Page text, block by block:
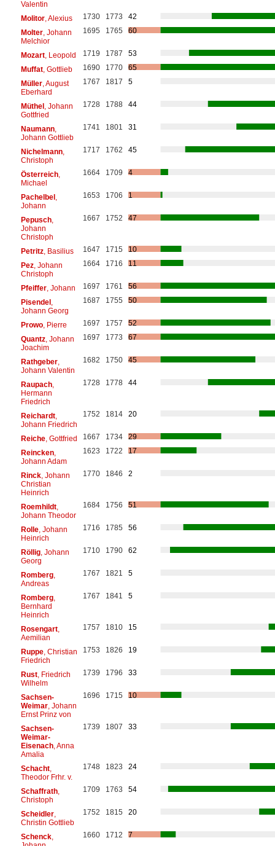
Valentin
Molitor, Alexius 1730 1773
42
Molter, Johann
Melchior
1695 1765 60
Mozart, Leopold 1719 1787
53
Muffat, Gottlieb 1690 1770
65
Müller, August
Eberhard
1767 1817 5
Müthel, Johann
Gottfried
1728 1788 44
Naumann,
Johann Gottlieb
1741 1801 31
Nichelmann,
Christoph
1717 1762 45
Österreich,
Michael
1664 1709 4
Pachelbel,
Johann
1653 1706 1
Pepusch,
Johann
Christoph
1667 1752 47
Petritz, Basilius 1647 1715
10
Pez, Johann
Christoph
1664 1716 11
Pfeiffer, Johann 1697 1761
56
Pisendel,
Johann Georg
1687 1755 50
Prowo, Pierre 1697 1757
52
Quantz, Johann
Joachim
1697 1773 67
Rathgeber,
Johann Valentin
1682 1750 45
Raupach,
Hermann
Friedrich
1728 1778 44
Reichardt,
Johann Friedrich
1752 1814 20
Reiche, Gottfried 1667 1734
29
Reincken,
Johann Adam
1623 1722 17
Rinck, Johann
Christian
Heinrich
1770 1846 2
Roemhildt,
Johann Theodor
1684 1756 51
Rolle, Johann
Heinrich
1716 1785 56
Röllig, Johann
Georg
1710 1790 62
Romberg,
Andreas
1767 1821 5
Romberg,
Bernhard
Heinrich
1767 1841 5
Rosengart,
Aemilian
1757 1810 15
Ruppe, Christian
Friedrich
1753 1826 19
Rust, Friedrich
Wilhelm
1739 1796 33
Sachsen-
Weimar, Johann
Ernst Prinz von
1696 1715 10
Sachsen-
Weimar-
Eisenach, Anna
Amalia
1739 1807 33
Schacht,
Theodor Frhr. v.
1748 1823 24
Schaffrath,
Christoph
1709 1763 54
Scheidler,
Christin Gottlieb
1752 1815 20
Schenck,
1660 1712 7